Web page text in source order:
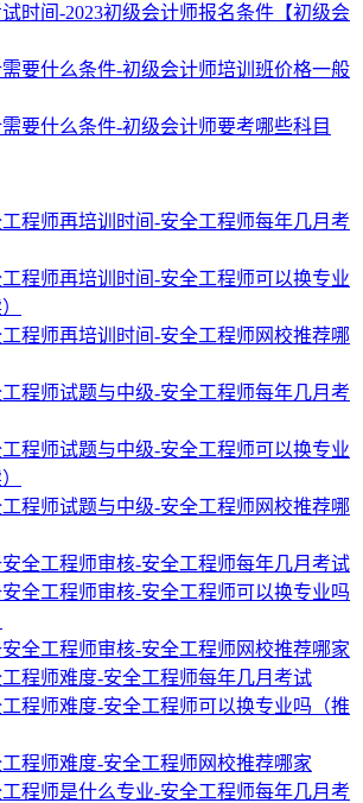
时间-2023初级会计师报名条件【初级会
要什么条件-初级会计师培训班价格一般
要什么条件-初级会计师要考哪些科目
程师再培训时间-安全工程师每年几月考
程师再培训时间-安全工程师可以换专业
程师再培训时间-安全工程师网校推荐哪
程师试题与中级-安全工程师每年几月考
程师试题与中级-安全工程师可以换专业
程师试题与中级-安全工程师网校推荐哪
安全工程师审核-安全工程师每年几月考试
安全工程师审核-安全工程师可以换专业吗
安全工程师审核-安全工程师网校推荐哪家
工程师难度-安全工程师每年几月考试
工程师难度-安全工程师可以换专业吗（推
工程师难度-安全工程师网校推荐哪家
程师是什么专业-安全工程师每年几月考